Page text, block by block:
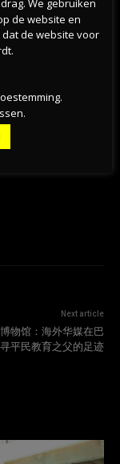
实
拒
Next article
物馆：海外华媒在巴
平民教育之父的足迹
We gebruiken
de website en
de website voor